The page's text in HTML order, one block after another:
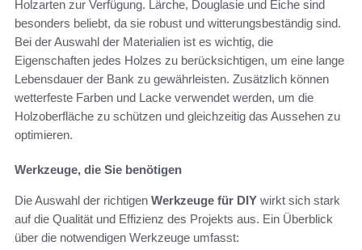
Holzarten zur Verfügung. Lärche, Douglasie und Eiche sind
besonders beliebt, da sie robust und witterungsbeständig sind.
Bei der Auswahl der Materialien ist es wichtig, die
Eigenschaften jedes Holzes zu berücksichtigen, um eine lange
Lebensdauer der Bank zu gewährleisten. Zusätzlich können
wetterfeste Farben und Lacke verwendet werden, um die
Holzoberfläche zu schützen und gleichzeitig das Aussehen zu
optimieren.
Werkzeuge, die Sie benötigen
Die Auswahl der richtigen Werkzeuge für DIY wirkt sich stark
auf die Qualität und Effizienz des Projekts aus. Ein Überblick
über die notwendigen Werkzeuge umfasst: